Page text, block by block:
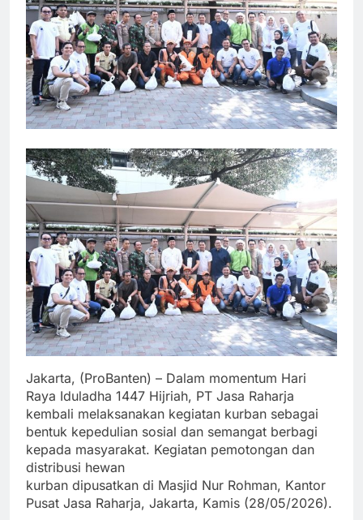
Jakarta, (ProBanten) – Dalam momentum Hari
Raya Iduladha 1447 Hijriah, PT Jasa Raharja
kembali melaksanakan kegiatan kurban sebagai
bentuk kepedulian sosial dan semangat berbagi
kepada masyarakat. Kegiatan pemotongan dan
distribusi hewan
kurban dipusatkan di Masjid Nur Rohman, Kantor
Pusat Jasa Raharja, Jakarta, Kamis (28/05/2026).